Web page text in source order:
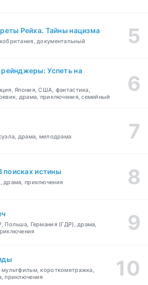
Рейха. Тайны нацизма
документальный
Успеть на
Япония, США, фантастика,
драма, приключения, семейный
драма, мелодрама
поисках истины
приключения
Польша, Германия (ГДР), драма,
короткометражка,
приключения